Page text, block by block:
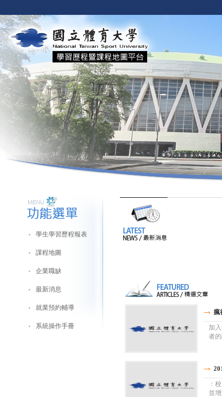
學生學習歷程報表
課程地圖
企業職缺
最新消息
就業預約輔導
系統操作手冊
瘋
加
者
：
並